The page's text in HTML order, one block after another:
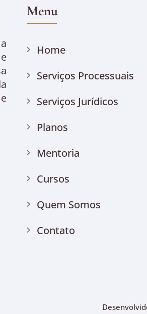
Menu
Home
Serviços Processuais
Serviços Jurídicos
Planos
Mentoria
Cursos
Quem Somos
Contato